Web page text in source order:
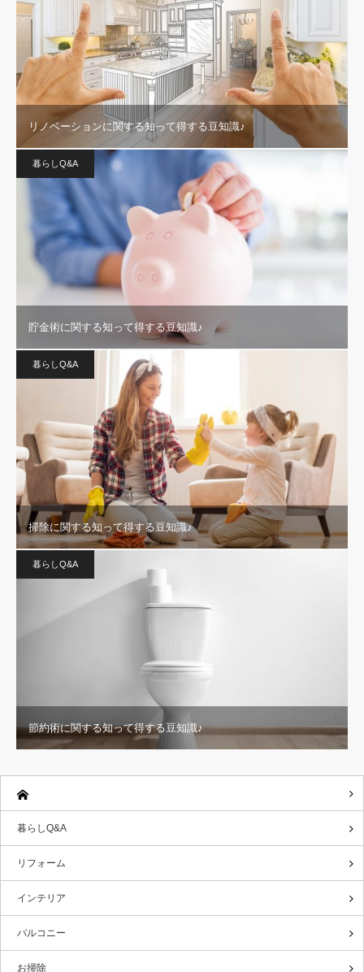
リノベーションに関する知って得する豆知識♪
暮らしQ&A
貯金術に関する知って得する豆知識♪
暮らしQ&A
掃除に関する知って得する豆知識♪
暮らしQ&A
節約術に関する知って得する豆知識♪
暮らしQ&A
リフォーム
インテリア
バルコニー
お掃除